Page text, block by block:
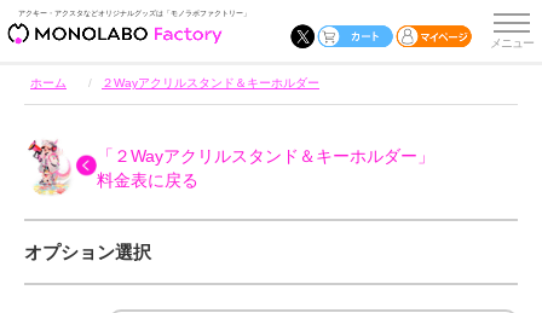
アクキー・アクスタなどオリジナルグッズは「モノラボファクトリー」
ホーム ２Wayアクリルスタンド＆キーホルダー
「２Wayアクリルスタンド＆キーホルダー」
料金表に戻る
オプション選択